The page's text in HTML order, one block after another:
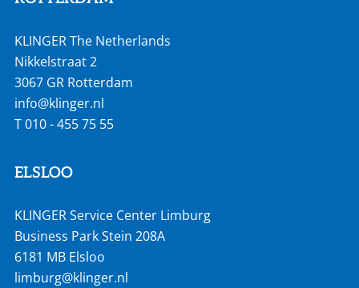
KLINGER The Netherlands
Nikkelstraat 2
3067 GR Rotterdam
info@klinger.nl
T010 - 455 75 55
ELSLOO
KLINGER Service Center Limburg
Business Park Stein 208A
6181 MB Elsloo
limburg@klinger.nl